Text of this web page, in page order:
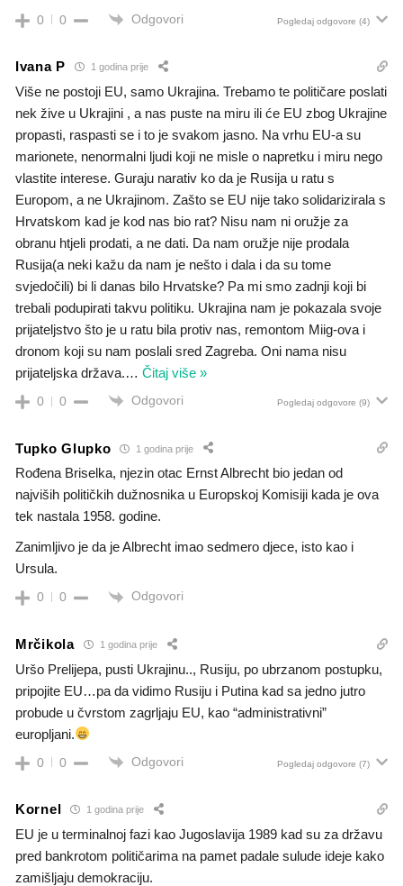
0 0 Odgovori Pogledaj odgovore (4)
Ivana P 1 godina prije
Više ne postoji EU, samo Ukrajina. Trebamo te političare poslati
nek žive u Ukrajini , a nas puste na miru ili će EU zbog Ukrajine
propasti, raspasti se i to je svakom jasno. Na vrhu EU-a su
marionete, nenormalni ljudi koji ne misle o napretku i miru nego
vlastite interese. Guraju narativ ko da je Rusija u ratu s
Europom, a ne Ukrajinom. Zašto se EU nije tako solidarizirala s
Hrvatskom kad je kod nas bio rat? Nisu nam ni oružje za
obranu htjeli prodati, a ne dati. Da nam oružje nije prodala
Rusija(a neki kažu da nam je nešto i dala i da su tome
svjedočili) bi li danas bilo Hrvatske? Pa mi smo zadnji koji bi
trebali podupirati takvu politiku. Ukrajina nam je pokazala svoje
prijateljstvo što je u ratu bila protiv nas, remontom Miig-ova i
dronom koji su nam poslali sred Zagreba. Oni nama nisu
prijateljska država.… Čitaj više »
0 0 Odgovori Pogledaj odgovore (9)
Tupko Glupko 1 godina prije
Rođena Briselka, njezin otac Ernst Albrecht bio jedan od
najviših političkih dužnosnika u Europskoj Komisiji kada je ova
tek nastala 1958. godine.
Zanimljivo je da je Albrecht imao sedmero djece, isto kao i
Ursula.
0 0 Odgovori
Mrčikola 1 godina prije
Uršo Prelijepa, pusti Ukrajinu.., Rusiju, po ubrzanom postupku,
pripojite EU…pa da vidimo Rusiju i Putina kad sa jedno jutro
probude u čvrstom zagrljaju EU, kao “administrativni”
europljani.
0 0 Odgovori Pogledaj odgovore (7)
Kornel 1 godina prije
EU je u terminalnoj fazi kao Jugoslavija 1989 kad su za državu
pred bankrotom političarima na pamet padale sulude ideje kako
zamišljaju demokraciju.